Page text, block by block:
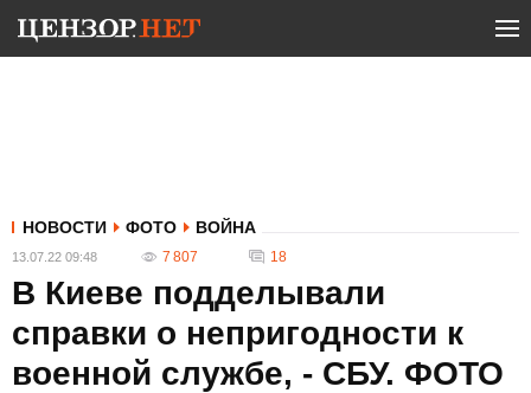
НОВОСТИ ФОТО ВОЙНА
13.07.22 09:48 7 807 18
В Киеве подделывали
справки о непригодности к
военной службе, - СБУ. ФОТО